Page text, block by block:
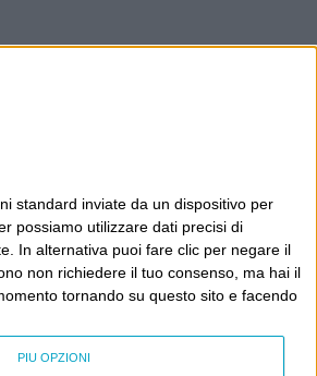
standard inviate da un dispositivo per
possiamo utilizzare dati precisi di
In alternativa puoi fare clic per negare il
non richiedere il tuo consenso, ma hai il
tornando su questo sito e facendo
PIÙ OPZIONI